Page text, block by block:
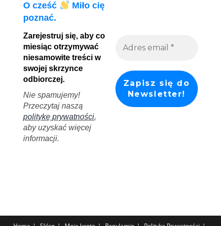
O cześć
Miło cię
poznać.
Zarejestruj się, aby co
miesiąc otrzymywać
niesamowite treści w
swojej skrzynce
odbiorczej.
Nie spamujemy!
Przeczytaj naszą
politykę prywatności,
aby uzyskać więcej
informacji.